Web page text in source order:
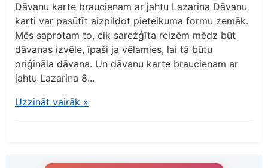
Dāvanu karte braucienam ar jahtu Lazarina Dāvanu
karti var pasūtīt aizpildot pieteikuma formu zemāk.
Mēs saprotam to, cik sarežģīta reizēm mēdz būt
dāvanas izvēle, īpaši ja vēlamies, lai tā būtu
oriģināla dāvana. Un dāvanu karte braucienam ar
jahtu Lazarina 8...
Uzzināt vairāk »